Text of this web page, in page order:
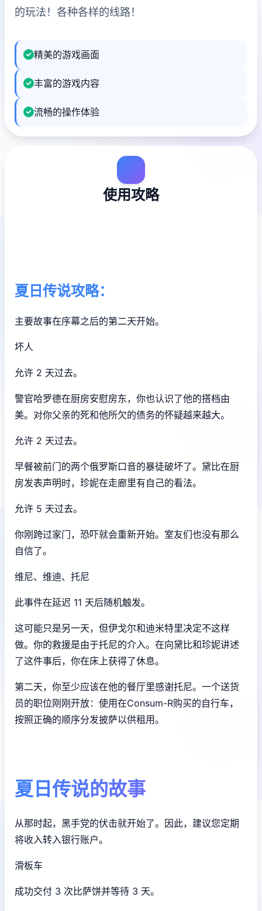
的玩法！各种各样的线路！
精美的游戏画面
丰富的游戏内容
流畅的操作体验
使用攻略
夏日传说攻略：
主要故事在序幕之后的第二天开始。
坏人
允许 2 天过去。
警官哈罗德在厨房安慰房东，你也认识了他的搭档由
美。对你父亲的死和他所欠的债务的怀疑越来越大。
允许 2 天过去。
早餐被前门的两个俄罗斯口音的暴徒破坏了。黛比在厨
房发表声明时，珍妮在走廊里有自己的看法。
允许 5 天过去。
你刚跨过家门，恐吓就会重新开始。室友们也没有那么
自信了。
维尼、维迪、托尼
此事件在延迟 11 天后随机触发。
这可能只是另一天，但伊戈尔和迪米特里决定不这样
做。你的救援是由于托尼的介入。在向黛比和珍妮讲述
了这件事后，你在床上获得了休息。
第二天，你至少应该在他的餐厅里感谢托尼。一个送货
员的职位刚刚开放：使用在Consum-R购买的自行车，
按照正确的顺序分发披萨以供租用。
夏日传说的故事
从那时起，黑手党的伏击就开始了。因此，建议您定期
将收入转入银行账户。
滑板车
成功交付 3 次比萨饼并等待 3 天。